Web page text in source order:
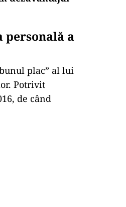
personală a
plac” al lui
Potrivit
de când